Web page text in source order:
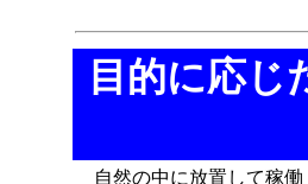
目的に応じ
自然の中に放置して稼働